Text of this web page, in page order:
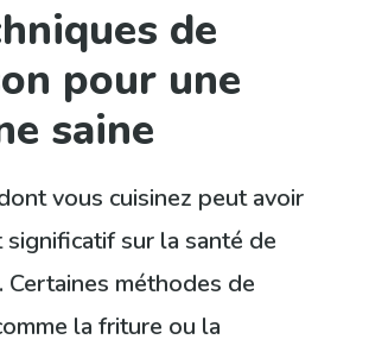
de
pour une
saine
vous cuisinez peut avoir
significatif sur la santé de
Certaines méthodes de
la friture ou la